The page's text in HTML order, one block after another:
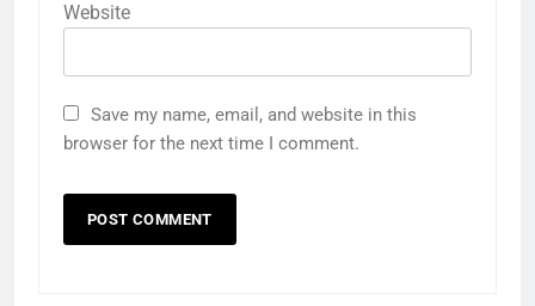
Website
Save my name, email, and website in this
browser for the next time I comment.